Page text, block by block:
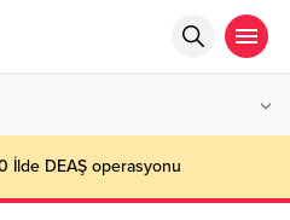
İlde DEAŞ operasyonu